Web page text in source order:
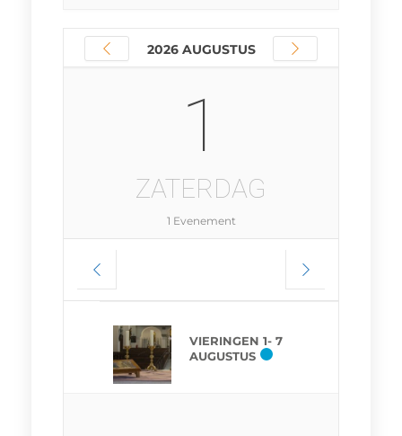
2026 AUGUSTUS
1
ZATERDAG
1 Evenement
VIERINGEN 1- 7
AUGUSTUS